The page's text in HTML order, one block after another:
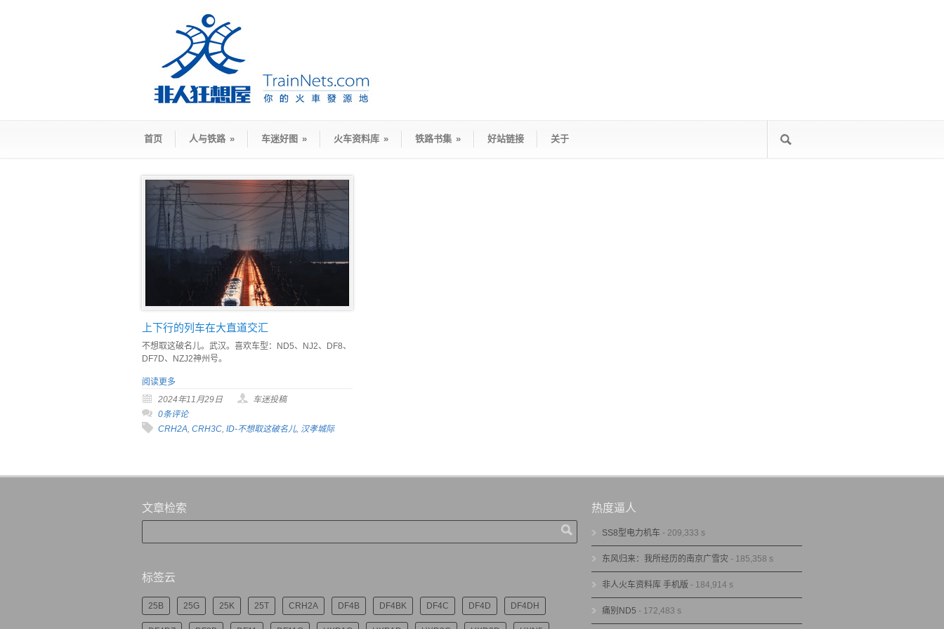
首页 人与铁路 » 车迷好图 » 火车资料库 » 铁路书集 » 好站链接 关于
上下行的列车在大直道交汇
不想取这破名儿。武汉。喜欢车型：ND5、NJ2、DF8、
DF7D、NZJ2神州号。
阅读更多
2024年11月29日
车迷投稿
0条评论
CRH2A, CRH3C, ID-不想取这破名儿, 汉孝城际
文章检索
标签云
25B 25G 25K 25T CRH2A DF4B DF4BK DF4C DF4D DF4DH
热度逼人
SS8型电力机车 - 209,333 s
东风归来：我所经历的南京广雪灾 - 185,358 s
非人火车资料库 手机版 - 184,914 s
痛别ND5 - 172,483 s